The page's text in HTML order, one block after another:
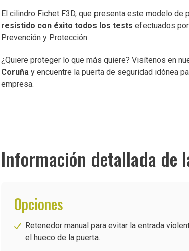
El cilindro Fichet F3D, que presenta este modelo de
resistido con éxito todos los tests efectuados
Prevención y Protección.
¿Quiere proteger lo que más quiere? Visítenos en
Coruñay encuentre la puerta de seguridad idónea
empresa.
Información detallada de
Opciones
Retenedor manual para evitar la entrada
el hueco de la puerta.